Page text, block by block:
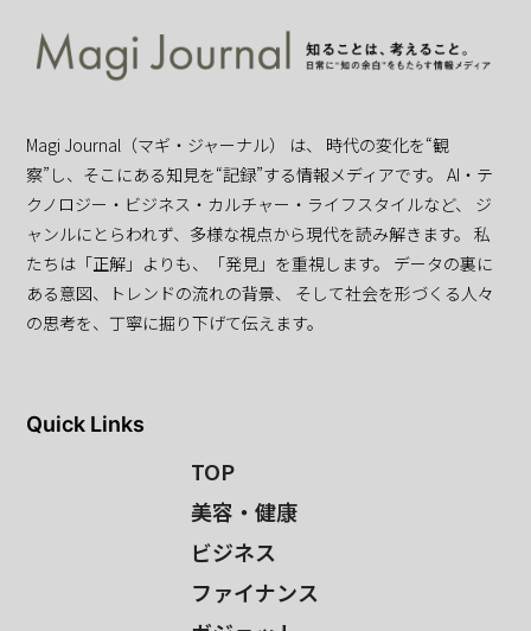
Magi Journal（マギ・ジャーナル） は、 時代の変化を“観
察”し、そこにある知見を“記録”する情報メディアです。 AI・テ
クノロジー・ビジネス・カルチャー・ライフスタイルなど、 ジ
ャンルにとらわれず、多様な視点から現代を読み解きます。 私
たちは「正解」よりも、「発見」を重視します。 データの裏に
ある意図、トレンドの流れの背景、 そして社会を形づくる人々
の思考を、丁寧に掘り下げて伝えます。
Quick Links
TOP
美容・健康
ビジネス
ファイナンス